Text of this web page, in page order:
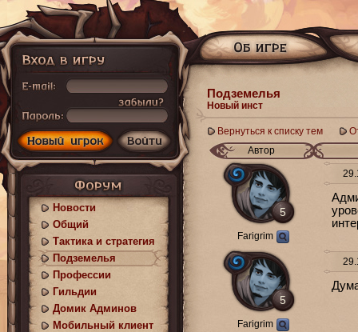
Подземелья
Новый инст
Вернуться к списку тем
Автор
5
Farigrim
5
Farigrim
Новости
Общий
Тактика и стратегия
Подземелья
Профессии
Гильдии
Домик Админов
Мобильный клиент